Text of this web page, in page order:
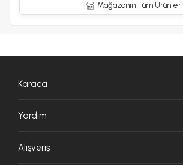
Mağazanın Tüm Ürünleri
Karaca
Yardım
Alışveriş